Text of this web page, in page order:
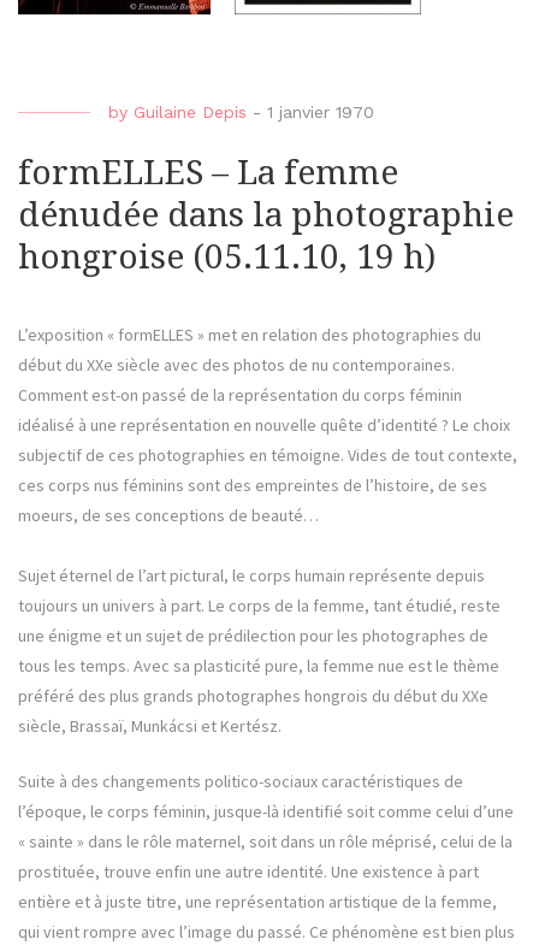
by Guilaine Depis - 1 janvier 1970
formELLES – La femme
dénudée dans la photographie
hongroise (05.11.10, 19 h)
L’exposition « formELLES » met en relation des photographies du
début du XXe siècle avec des photos de nu contemporaines.
Comment est-on passé de la représentation du corps féminin
idéalisé à une représentation en nouvelle quête d’identité ? Le choix
subjectif de ces photographies en témoigne. Vides de tout contexte,
ces corps nus féminins sont des empreintes de l’histoire, de ses
moeurs, de ses conceptions de beauté…
Sujet éternel de l’art pictural, le corps humain représente depuis
toujours un univers à part. Le corps de la femme, tant étudié, reste
une énigme et un sujet de prédilection pour les photographes de
tous les temps. Avec sa plasticité pure, la femme nue est le thème
préféré des plus grands photographes hongrois du début du XXe
siècle, Brassaï, Munkácsi et Kertész.
Suite à des changements politico-sociaux caractéristiques de
l’époque, le corps féminin, jusque-là identifié soit comme celui d’une
« sainte » dans le rôle maternel, soit dans un rôle méprisé, celui de la
prostituée, trouve enfin une autre identité. Une existence à part
entière et à juste titre, une représentation artistique de la femme,
qui vient rompre avec l’image du passé. Ce phénomène est bien plus